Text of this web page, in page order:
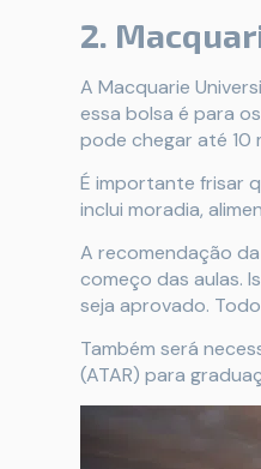
2.
A Macquarie
essa bolsa é para
pode chegar até 10
É importante frisar
inclui moradia,
A recomendação
começo das aulas.
seja aprovado.
Também será
(ATAR) para